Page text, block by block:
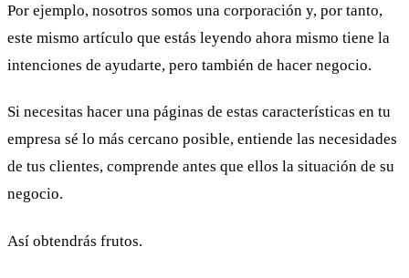
Por ejemplo, nosotros somos una corporación y, por tanto,
este mismo artículo que estás leyendo ahora mismo tiene la
intenciones de ayudarte, pero también de hacer negocio.
Si necesitas hacer una páginas de estas características en tu
empresa sé lo más cercano posible, entiende las necesidades
de tus clientes, comprende antes que ellos la situación de su
negocio.
Así obtendrás frutos.